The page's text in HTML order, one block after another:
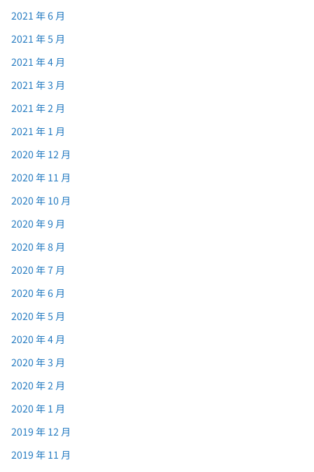
2021 年 6 月
2021 年 5 月
2021 年 4 月
2021 年 3 月
2021 年 2 月
2021 年 1 月
2020 年 12 月
2020 年 11 月
2020 年 10 月
2020 年 9 月
2020 年 8 月
2020 年 7 月
2020 年 6 月
2020 年 5 月
2020 年 4 月
2020 年 3 月
2020 年 2 月
2020 年 1 月
2019 年 12 月
2019 年 11 月